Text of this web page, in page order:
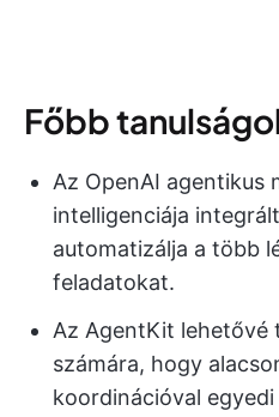
Főbb
Az OpenAI agentikus
intelligenciája
automatizálja a több
feladatokat.
Az AgentKit lehetővé
számára, hogy
koordinációval